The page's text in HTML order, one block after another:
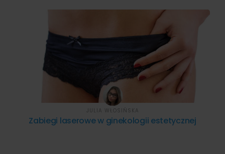
Zabiegi laserowe w ginekologii estetycznej
JULIA WŁOSIŃSKA